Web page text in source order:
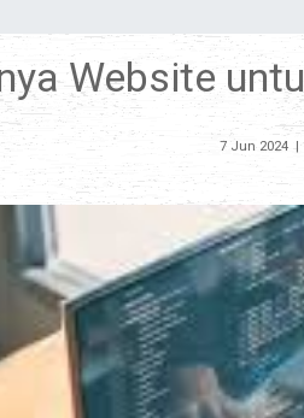
Website
7 Jun 2024|